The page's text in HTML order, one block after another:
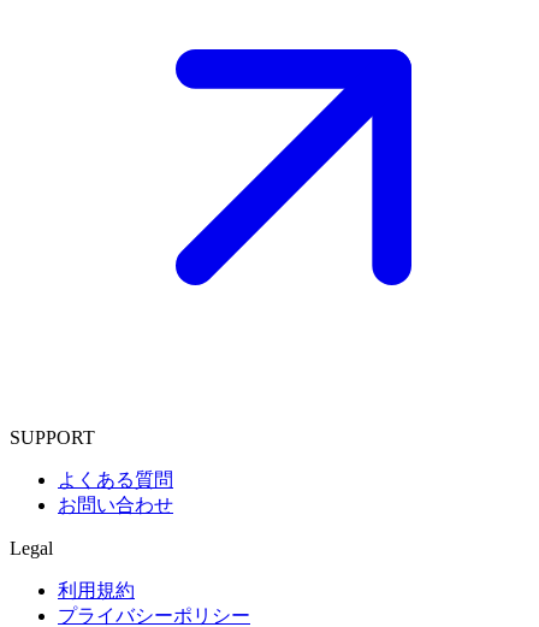
SUPPORT
よくある質問
お問い合わせ
Legal
利用規約
プライバシーポリシー